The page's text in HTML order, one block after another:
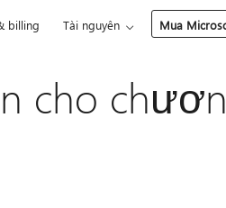
billing Tài nguyên Mua
cho